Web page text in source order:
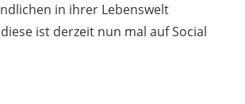
in ihrer Lebenswelt
ist derzeit nun mal auf Social